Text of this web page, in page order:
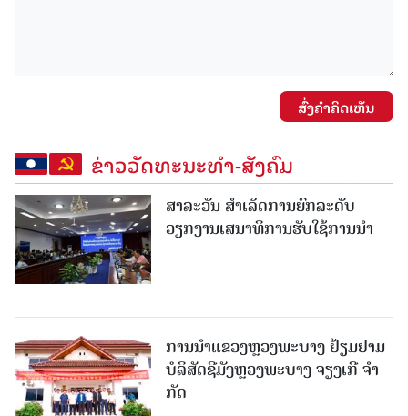
ສົ່ງຄໍາຄິດເຫັນ
ຂ່າວວັດທະນະທຳ-ສັງຄົມ
ສາລະວັນ ສໍາເລັດການຍົກລະດັບ
ວຽກງານເສນາທິການຮັບໃຊ້ການນໍາ
ການນຳແຂວງຫຼວງພະບາງ ຢ້ຽມ​ຢາມ
ບໍ​ລິ​ສັດຊີມັງຫຼວງພະບາງ ຈຽງເກີ ຈໍາ
ກັດ